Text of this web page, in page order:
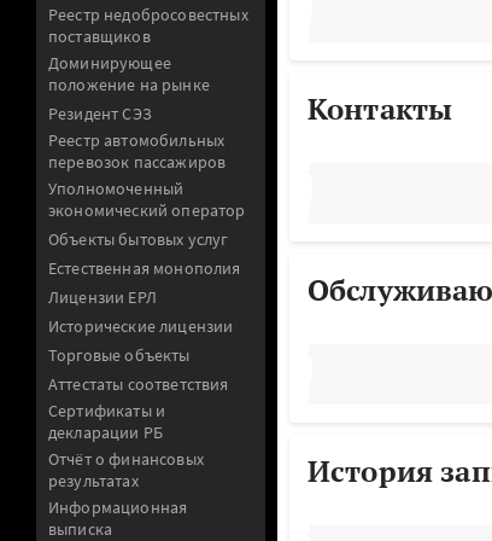
Реестр недобросовестных
поставщиков
Доминирующее
положение на рынке
Резидент СЭЗ
Реестр автомобильных
перевозок пассажиров
Уполномоченный
экономический оператор
Объекты бытовых услуг
Естественная монополия
Лицензии ЕРЛ
Исторические лицензии
Торговые объекты
Аттестаты соответствия
Сертификаты и
декларации РБ
Отчёт о финансовых
результатах
Информационная
выписка
Контакты
История